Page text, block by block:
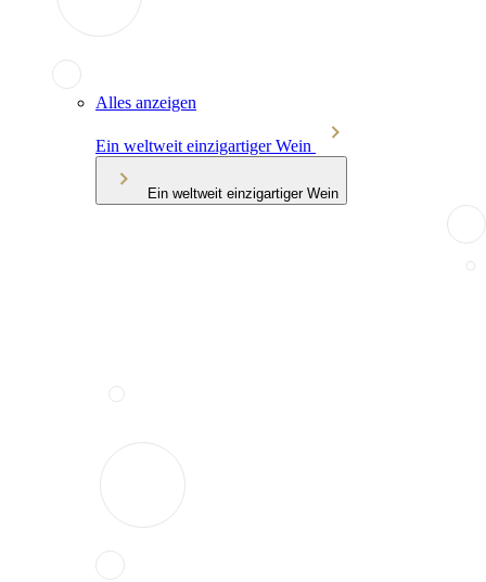
Alles anzeigen
Ein weltweit einzigartiger Wein
Ein weltweit einzigartiger Wein